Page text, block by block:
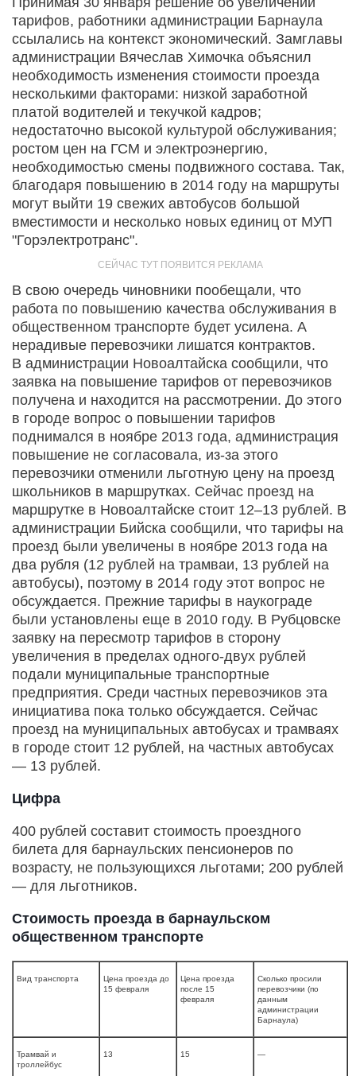
тарифов, работники администрации Барнаула
ссылались на контекст экономический. Замглавы
администрации Вячеслав Химочка объяснил
необходимость изменения стоимости проезда
несколькими факторами: низкой заработной
платой водителей и текучкой кадров;
недостаточно высокой культурой обслуживания;
ростом цен на ГСМ и электроэнергию,
необходимостью смены подвижного состава. Так,
благодаря повышению в 2014 году на маршруты
могут выйти 19 свежих автобусов большой
вместимости и несколько новых единиц от МУП
"Горэлектротранс".
В свою очередь чиновники пообещали, что
работа по повышению качества обслуживания в
общественном транспорте будет усилена. А
нерадивые перевозчики лишатся контрактов.
В администрации Новоалтайска сообщили, что
заявка на повышение тарифов от перевозчиков
получена и находится на рассмотрении. До этого
в городе вопрос о повышении тарифов
поднимался в ноябре 2013 года, администрация
повышение не согласовала, из-за этого
перевозчики отменили льготную цену на проезд
школьников в маршрутках. Сейчас проезд на
маршрутке в Новоалтайске стоит 12–13 рублей. В
администрации Бийска сообщили, что тарифы на
проезд были увеличены в ноябре 2013 года на
два рубля (12 рублей на трамваи, 13 рублей на
автобусы), поэтому в 2014 году этот вопрос не
обсуждается. Прежние тарифы в наукограде
были установлены еще в 2010 году. В Рубцовске
заявку на пересмотр тарифов в сторону
увеличения в пределах одного-двух рублей
подали муниципальные транспортные
предприятия. Среди частных перевозчиков эта
инициатива пока только обсуждается. Сейчас
проезд на муниципальных автобусах и трамваях
в городе стоит 12 рублей, на частных автобусах
— 13 рублей.
Цифра
400 рублей составит стоимость проездного
билета для барнаульских пенсионеров по
возрасту, не пользующихся льготами; 200 рублей
— для льготников.
Стоимость проезда в барнаульском
общественном транспорте
Вид транспорта
Цена проезда до
15 февраля
Цена проезда
после 15
февраля
Сколько просили
перевозчики (по
данным
администрации
Барнаула)
Трамвай и
троллейбус
13 15 —